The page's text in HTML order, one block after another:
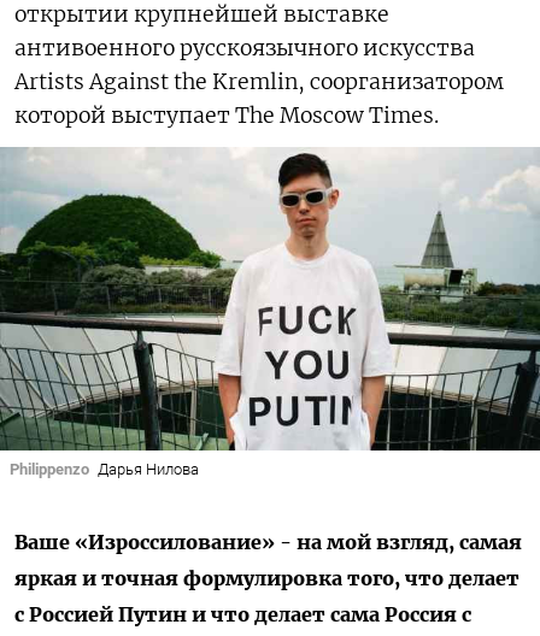
открытии крупнейшей выставке
антивоенного русскоязычного искусства
Artists Against the Kremlin, соорганизатором
которой выступает The Moscow Times.
Philippenzo Дарья Нилова
Ваше «Изроссилование» - на мой взгляд, самая
яркая и точная формулировка того, что делает
с Россией Путин и что делает сама Россия с